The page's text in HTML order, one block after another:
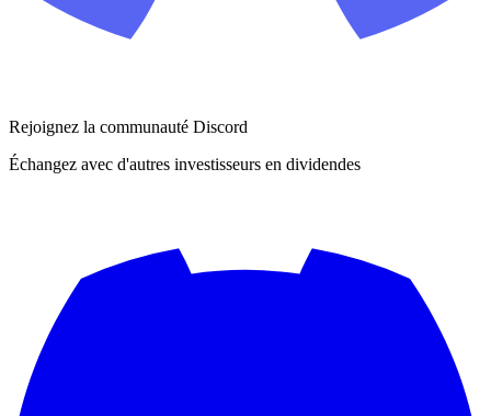
Rejoignez la communauté Discord
Échangez avec d'autres investisseurs en dividendes